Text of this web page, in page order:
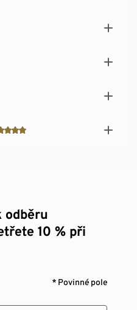
odběru
10 % při
* Povinné pole